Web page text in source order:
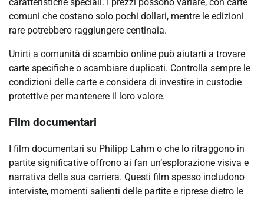
comuni che costano solo pochi dollari, mentre le edizioni
rare potrebbero raggiungere centinaia.
Unirti a comunità di scambio online può aiutarti a trovare
carte specifiche o scambiare duplicati. Controlla sempre le
condizioni delle carte e considera di investire in custodie
protettive per mantenere il loro valore.
Film documentari
I film documentari su Philipp Lahm o che lo ritraggono in
partite significative offrono ai fan un’esplorazione visiva e
narrativa della sua carriera. Questi film spesso includono
interviste, momenti salienti delle partite e riprese dietro le